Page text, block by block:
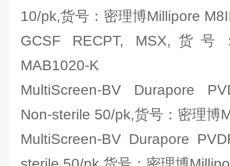
10/pk,货号：密理博Millipore
GCSF RECPT, MSX,货
MAB1020-K
MultiScreen-BV Durapore
Non-sterile 50/pk,货号：密理博
MultiScreen-BV Durapore